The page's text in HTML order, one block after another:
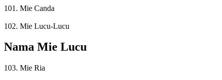
101. Mie Canda
102. Mie Lucu-Lucu
Nama Mie Lucu
103. Mie Ria